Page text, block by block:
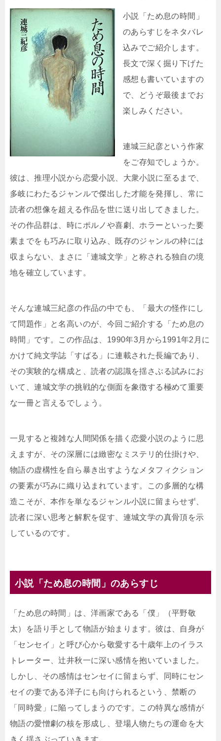
小説「ため息の時間」
のあらすじをネタバレ
込みでご紹介します。
長文で深く掘り下げた
感想も書いていますの
で、どうぞ最後までお
楽しみください。
連城三紀彦という作家
をご存知でしょうか。
彼は、推理小説から恋愛小説、大衆小説に至るまで、
多岐にわたるジャンルで傑出した才能を発揮し、常に
読者の想像を超える作品を世に送り出してきました。
その作品群は、時にポルノや喜劇、ホラーといった要
素までをも巧みに取り込み、既存のジャンルの枠には
収まらない、まさに「連城文学」と称される独自の境
地を確立しています。
そんな連城三紀彦の作品の中でも、「最大の怪作にし
て問題作」と名高いのが、今回ご紹介する「ため息の
時間」です。この作品は、1990年3月から1991年2月に
かけて純文学誌「すばる」に連載された長編であり、
その実験的な構成と、読者の認識を揺さぶる試みにお
いて、連城文学の挑戦的な側面を象徴する極めて重要
な一冊と言えるでしょう。
一見すると複雑な人間関係を描く恋愛小説のように思
えますが、その深層には緻密なミステリ的仕掛けや、
物語の虚構性を自ら暴き出すようなメタフィクション
の要素が巧みに織り込まれています。この多層的な構
造こそが、本作を単なるジャンル小説に留まらせず、
読者に深い思考と解釈を促す、連城文学の真骨頂を示
しているのです。
小説「ため息の時間」のあらすじ
「ため息の時間」は、洋画家である「僕」（平野敬
太）を語り手として物語が始まります。彼は、自身が
「センセイ」と呼び心から敬愛する十歳年上のイラス
トレーター、辻井秋一に深い感情を抱いていました。
しかし、その感情はセンセイに留まらず、同時にセン
セイの妻である洋子にも向けられるという、禁断の
「同時愛」に陥ってしまうのです。この特異な感情が
物語の愛憎劇の核を形成し、登場人物たちの運命を大